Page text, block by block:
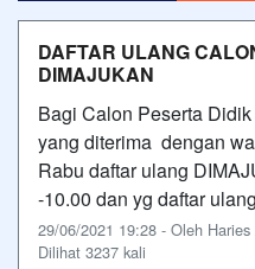
DAFTAR ULANG
DIMAJUKAN
Bagi Calon Peserta
yang diterima dengan
Rabu daftar ulang
-10.00 dan yg daftar
29/06/2021 19:28 - Oleh
Dilihat 3237 kali